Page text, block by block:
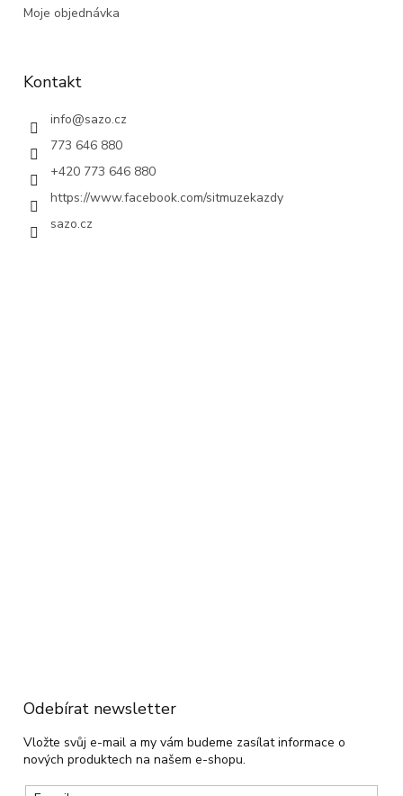
Moje objednávka
Kontakt
info@sazo.cz
773 646 880
+420 773 646 880
https://www.facebook.com/sitmuzekazdy
sazo.cz
Odebírat newsletter
Vložte svůj e-mail a my vám budeme zasílat informace o
nových produktech na našem e-shopu.